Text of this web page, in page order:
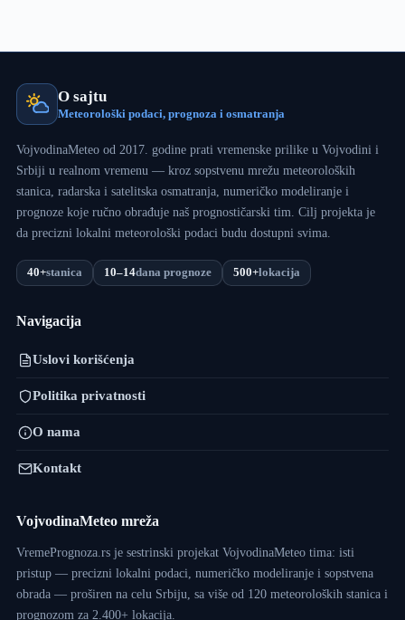
O sajtu
Meteorološki podaci, prognoza i osmatranja
VojvodinaMeteo od 2017. godine prati vremenske prilike u Vojvodini i
Srbiji u realnom vremenu — kroz sopstvenu mrežu meteoroloških
stanica, radarska i satelitska osmatranja, numeričko modeliranje i
prognoze koje ručno obrađuje naš prognostičarski tim. Cilj projekta je
da precizni lokalni meteorološki podaci budu dostupni svima.
40+stanica 10–14dana prognoze 500+lokacija
Navigacija
Uslovi korišćenja
Politika privatnosti
O nama
Kontakt
VojvodinaMeteo mreža
VremePrognoza.rs je sestrinski projekat VojvodinaMeteo tima: isti
pristup — precizni lokalni podaci, numeričko modeliranje i sopstvena
obrada — proširen na celu Srbiju, sa više od 120 meteoroloških stanica i
prognozom za 2.400+ lokacija.